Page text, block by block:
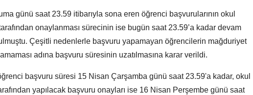
günü saat 23.59 itibarıyla sona eren öğrenci başvurularının okul
onaylanması sürecinin ise bugün saat 23.59’a kadar devam
Çeşitli nedenlerle başvuru yapamayan öğrencilerin mağduriyet
adına başvuru süresinin uzatılmasına karar verildi.
başvuru süresi 15 Nisan Çarşamba günü saat 23.59'a kadar, okul
yapılacak başvuru onayları ise 16 Nisan Perşembe günü saat